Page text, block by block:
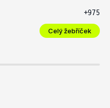
+975
Celý žebříček